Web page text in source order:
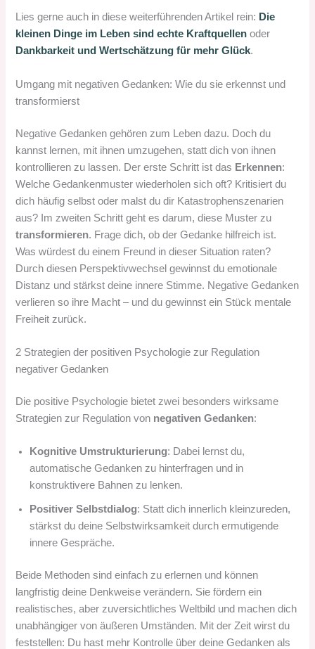
Lies gerne auch in diese weiterführenden Artikel rein: Die
kleinen Dinge im Leben sind echte Kraftquellen oder
Dankbarkeit und Wertschätzung für mehr Glück.
Umgang mit negativen Gedanken: Wie du sie erkennst und
transformierst
Negative Gedanken gehören zum Leben dazu. Doch du
kannst lernen, mit ihnen umzugehen, statt dich von ihnen
kontrollieren zu lassen. Der erste Schritt ist das Erkennen:
Welche Gedankenmuster wiederholen sich oft? Kritisiert du
dich häufig selbst oder malst du dir Katastrophenszenarien
aus? Im zweiten Schritt geht es darum, diese Muster zu
transformieren. Frage dich, ob der Gedanke hilfreich ist.
Was würdest du einem Freund in dieser Situation raten?
Durch diesen Perspektivwechsel gewinnst du emotionale
Distanz und stärkst deine innere Stimme. Negative Gedanken
verlieren so ihre Macht – und du gewinnst ein Stück mentale
Freiheit zurück.
2 Strategien der positiven Psychologie zur Regulation
negativer Gedanken
Die positive Psychologie bietet zwei besonders wirksame
Strategien zur Regulation von negativen Gedanken:
Kognitive Umstrukturierung: Dabei lernst du,
automatische Gedanken zu hinterfragen und in
konstruktivere Bahnen zu lenken.
Positiver Selbstdialog: Statt dich innerlich kleinzureden,
stärkst du deine Selbstwirksamkeit durch ermutigende
innere Gespräche.
Beide Methoden sind einfach zu erlernen und können
langfristig deine Denkweise verändern. Sie fördern ein
realistisches, aber zuversichtliches Weltbild und machen dich
unabhängiger von äußeren Umständen. Mit der Zeit wirst du
feststellen: Du hast mehr Kontrolle über deine Gedanken als